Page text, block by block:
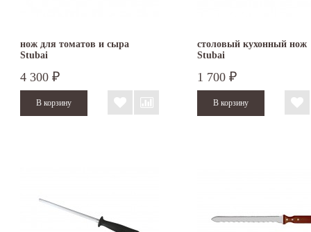
нож для томатов и сыра
Stubai
4 300 ₽
столовый кухонный нож
Stubai
1 700 ₽